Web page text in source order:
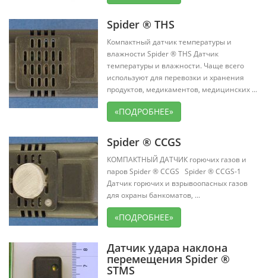
Spider ® THS
Компактный датчик температуры и
влажности Spider ® THS Датчик
температуры и влажности. Чаще всего
используют для перевозки и хранения
продуктов, медикаментов, медицинских ...
«ПОДРОБНЕЕ»
Spider ® CCGS
КОМПАКТНЫЙ ДАТЧИК горючих газов и
паров Spider ® CCGS Spider ® CCGS-1
Датчик горючих и взрывоопасных газов
для охраны банкоматов, ...
«ПОДРОБНЕЕ»
Датчик удара наклона
перемещения Spider ®
STMS